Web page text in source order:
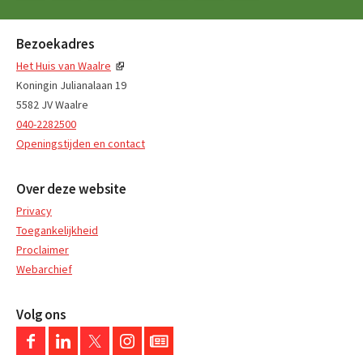
Bezoekadres
Het Huis van Waalre
Koningin Julianalaan 19
5582 JV Waalre
040-2282500
Openingstijden en contact
Over deze website
Privacy
Toegankelijkheid
Proclaimer
Webarchief
Volg ons